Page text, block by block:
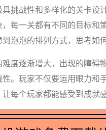
挑战性和多样化的关卡设
每一关都有不同的目标
泡泡的排列方式，思考如
度逐渐增大，出现的障
。玩家不仅要运用眼力和
每个玩家都能感受到成就